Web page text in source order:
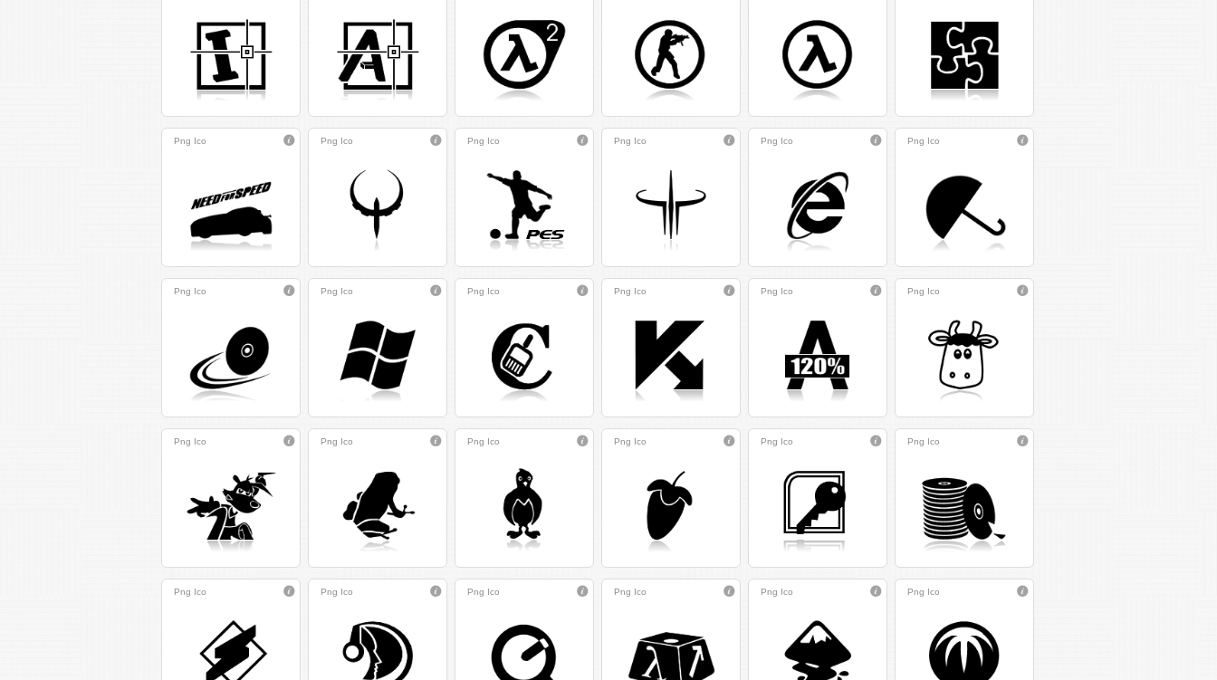
Png Ico Png Ico Png Ico Png Ico Png Ico Png Ico
Png Ico Png Ico Png Ico Png Ico Png Ico Png Ico
Png Ico Png Ico Png Ico Png Ico Png Ico Png Ico
Png Ico Png Ico Png Ico Png Ico Png Ico Png Ico